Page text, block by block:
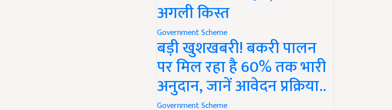
अगली किस्त
Government Scheme
बड़ी खुशखबरी! बकरी पालन
पर मिल रहा है 60% तक भारी
अनुदान, जानें आवेदन प्रक्रिया..
Government Scheme